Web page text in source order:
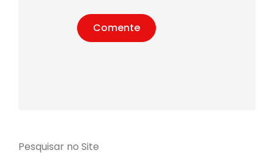
Pesquisar no Site